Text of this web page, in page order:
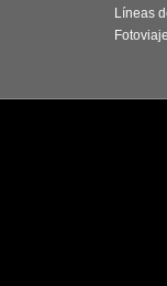
Líneas